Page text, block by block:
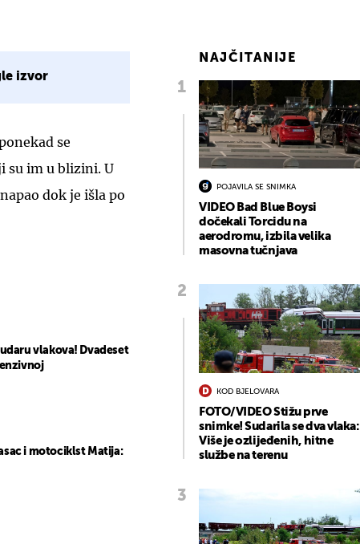
izvor
se
su im u blizini. U
dok je išla po
vlakova! Dvadeset
i motociklst Matija:
NAJČITANIJE
POJAVILA SE SNIMKA
VIDEO Bad Blue Boysi
dočekali Torcidu na
aerodromu, izbila velika
masovna tučnjava
KOD BJELOVARA
FOTO/VIDEO Stižu prve
snimke! Sudarila se dva vlaka:
Više je ozlijeđenih, hitne
službe na terenu